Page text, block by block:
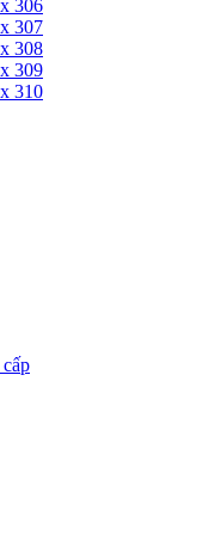
306
307
308
309
310